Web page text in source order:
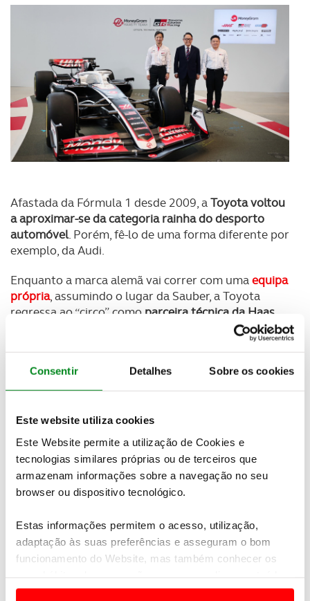
Consentir Detalhes Sobre os cookies
Este website utiliza cookies
Este Website permite a utilização de Cookies e
tecnologias similares próprias ou de terceiros que
armazenam informações sobre a navegação no seu
browser ou dispositivo tecnológico.
Estas informações permitem o acesso, utilização,
adaptação às suas preferências e asseguram o bom
funcionamento do Website, mas também conhecer os
e anúncios de modo a promover produtos e/ou serviços.
Afastada da Fórmula 1 desde 2009, aToyota voltou
a aproximar-se da categoria rainha do desporto
automóvel. Porém, fê-lo de uma forma diferente por
exemplo, da Audi.
Enquanto a marca alemã vai correr com umaequipa
própria, assumindo o lugar da Sauber, a Toyota
regressa ao “circo” como parceira técnica da Haas
Um dos objetivos desta parceria passa pelo
desenvolvimento conjunto dos monolugares. Já o
outro é ofortalecimento da formação de jovens
talentose não falamos de pilotos.
Newsletter Revista
Receba as novidades do mundo automóvel e
do universo ACP.
SUBSCREVER
Racingpretende fortalecer a formação de